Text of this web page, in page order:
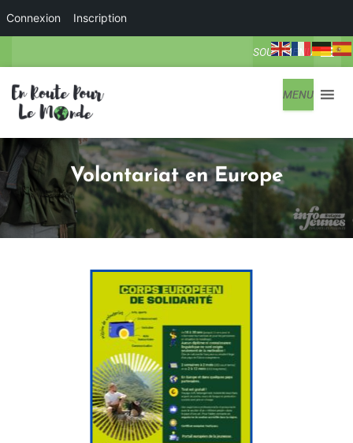
Connexion Inscription
SOUS-MENU
MENU
Volontariat en Europe